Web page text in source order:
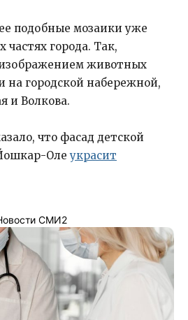
подобные мозаики уже
частях города. Так,
животных
городской набережной,
и Волкова.
что фасад детской
Олеукрасит
СМИ2